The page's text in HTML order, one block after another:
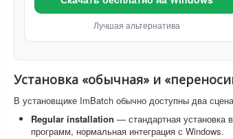
Лучшая альтернатива
Установка «обычная» и
В установщике ImBatch обычно доступны два
Regular installation — стандартная установка
программ, нормальная интеграция с Windows.